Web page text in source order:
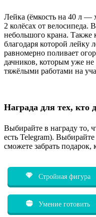
Лейка (ёмкость на 40 л —
2 колёсах от
небольшого крана. Также
благодаря которой лейку
равномерно поливает
дачников, которым уже не
тяжёлыми работами на
Награда для тех, кто
Выбирайте в награду то,
есть Telegram).
сможете забрать
Стройная фигура
Умение готовить